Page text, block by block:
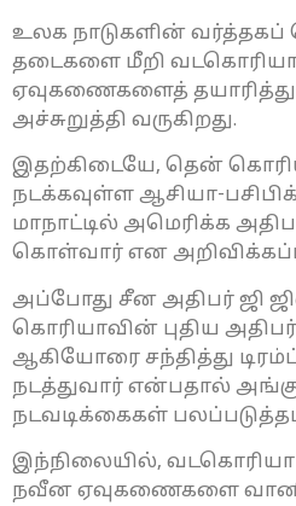
உலக நாடுகளின் வர்த்தகப்
தடைகளை மீறி
ஏவுகணைகளைத்
அச்சுறுத்தி வருகிறது.
இதற்கிடையே, தென்
நடக்கவுள்ள ஆசியா-
மாநாட்டில் அமெரிக்க
கொள்வார் என
அப்போது சீன அதிபர் ஜி
கொரியாவின் புதிய
ஆகியோரை சந்தித்து
நடத்துவார் என்பதால் அங்கு
நடவடிக்கைகள்
இந்நிலையில், வடகொரியா
நவீன ஏவுகணைகளை